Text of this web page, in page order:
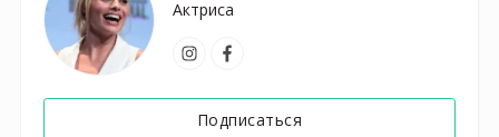
Актриса
Подписаться